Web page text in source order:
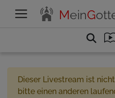
MeinG
Dieser Livestream ist
bitte einen anderen